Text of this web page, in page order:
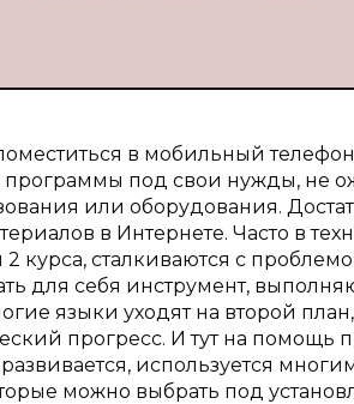
в мобильный
под свои нужды, не
или оборудования.
в Интернете. Часто в
курса, сталкиваются с
для себя инструмент,
языки уходят на второй план,
прогресс. И тут на помощь
используется
можно выбрать под